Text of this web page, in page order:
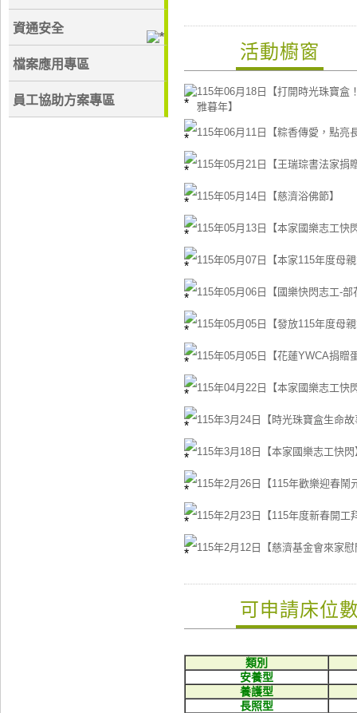
資通安全
檔案應用專區
員工協助方案專區
活動櫥窗
115年06月18日【打開時光珠寶盒
雅暮年】
115年06月11日【粽香傳愛，點亮
115年05月21日【王瑞琮書法家捐
115年05月14日【慈濟浴佛節】
115年05月13日【本家國樂志工快
115年05月07日【本家115年度母
115年05月06日【國樂快閃志工-部
115年05月05日【發放115年度母
115年05月05日【花蓮YWCA捐贈
115年04月22日【本家國樂志工快
115年3月24日【時光珠寶盒生命
115年3月18日【本家國樂志工快閃
115年2月26日【115年歡樂迎春
115年2月23日【115年度新春開
115年2月12日【慈濟基金會來家
可申請床位
類別
安養型
養護型
長照型